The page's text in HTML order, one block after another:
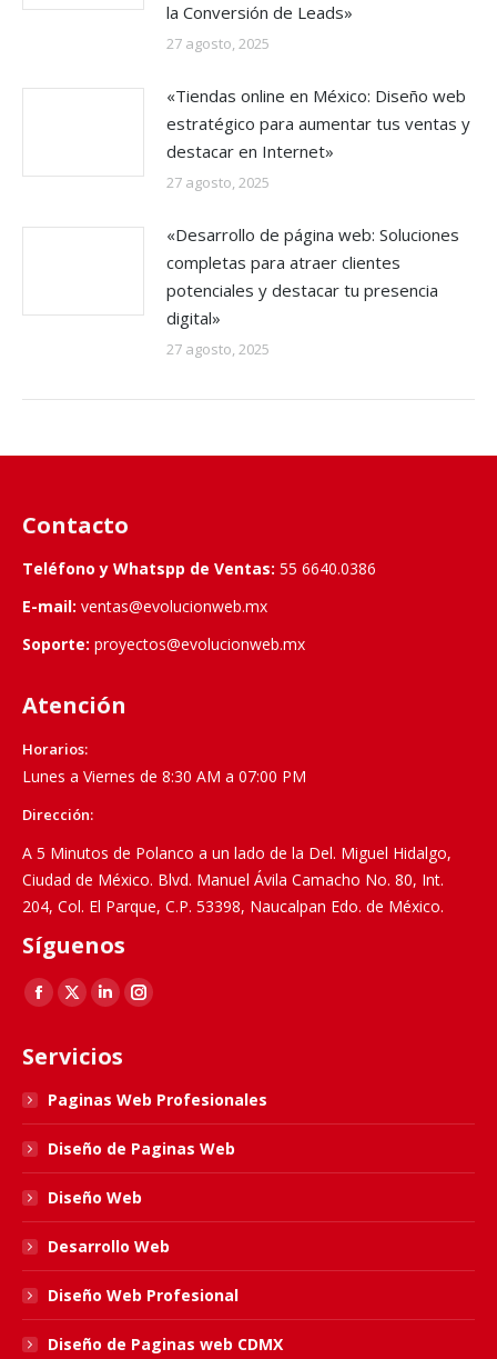
la Conversión de Leads»
27 agosto, 2025
«Tiendas online en México: Diseño web
estratégico para aumentar tus ventas y
destacar en Internet»
27 agosto, 2025
«Desarrollo de página web: Soluciones
completas para atraer clientes
potenciales y destacar tu presencia
digital»
27 agosto, 2025
Contacto
Teléfono y Whatspp de Ventas: 55 6640.0386
E-mail: ventas@evolucionweb.mx
Soporte: proyectos@evolucionweb.mx
Atención
Horarios:
Lunes a Viernes de 8:30 AM a 07:00 PM
Dirección:
A 5 Minutos de Polanco a un lado de la Del. Miguel Hidalgo,
Ciudad de México. Blvd. Manuel Ávila Camacho No. 80, Int.
204, Col. El Parque, C.P. 53398, Naucalpan Edo. de México.
Síguenos
Find us on:
Facebook
opens
in
new
window
X
opens
in
new
window
Linkedin
opens
new
window
Instagram
in
new
window
Servicios
Paginas Web Profesionales
Diseño de Paginas Web
Diseño Web
Desarrollo Web
Diseño Web Profesional
Diseño de Paginas web CDMX